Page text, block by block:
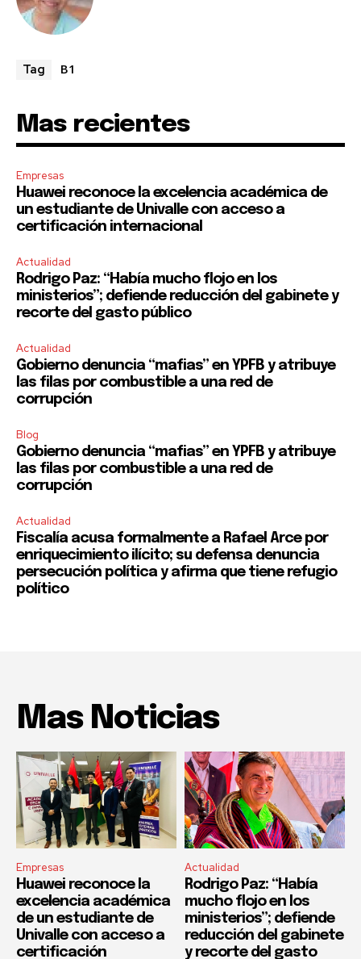
Tag B1
Mas recientes
Empresas
Huawei reconoce la excelencia académica de
un estudiante de Univalle con acceso a
certificación internacional
Actualidad
Rodrigo Paz: “Había mucho flojo en los
ministerios”; defiende reducción del gabinete y
recorte del gasto público
Actualidad
Gobierno denuncia “mafias” en YPFB y atribuye
las filas por combustible a una red de
corrupción
Blog
Gobierno denuncia “mafias” en YPFB y atribuye
las filas por combustible a una red de
corrupción
Actualidad
Fiscalía acusa formalmente a Rafael Arce por
enriquecimiento ilícito; su defensa denuncia
persecución política y afirma que tiene refugio
político
Mas Noticias
Empresas
Huawei reconoce la
excelencia académica
de un estudiante de
Univalle con acceso a
certificación
Actualidad
Rodrigo Paz: “Había
mucho flojo en los
ministerios”; defiende
reducción del gabinete
y recorte del gasto